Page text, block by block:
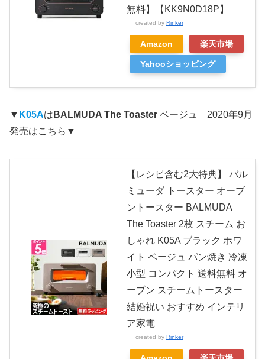
無料】【KK9N0D18P】
created by Rinker
Amazon 楽天市場
Yahooショッピング
▼ K05Aは BALMUDA The Toaster ベージュ 2020年9月
発売はこちら▼
【レシピ含む2大特典】 バル
ミューダ トースター オーブ
ントースター BALMUDA
The Toaster 2枚 スチーム お
しゃれ K05A ブラック ホワ
イト ベージュ パン焼き 冷凍
小型 コンパクト 送料無料 オ
ーブン スチームトースター
結婚祝い おすすめ インテリ
ア家電
created by Rinker